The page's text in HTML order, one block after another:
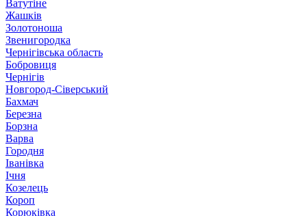
Ватутіне
Жашків
Золотоноша
Звенигородка
Чернігівська область
Бобровиця
Чернігів
Новгород-Сіверський
Бахмач
Березна
Борзна
Варва
Городня
Іванівка
Ічня
Козелець
Короп
Корюківка